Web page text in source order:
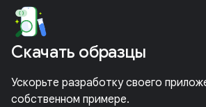
Скачать образцы
Ускорьте разработку своего
собственном примере.